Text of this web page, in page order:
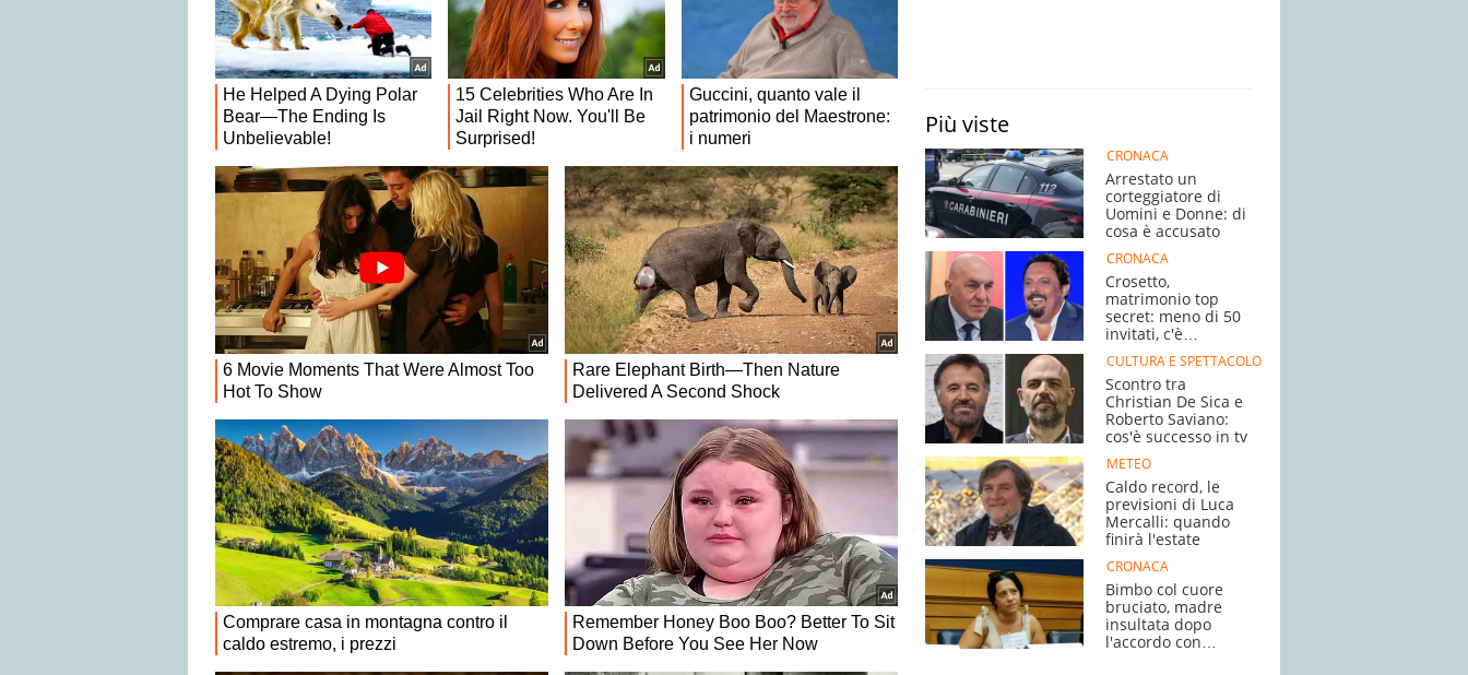
Più viste
CRONACA
Arrestato un
corteggiatore di
Uomini e Donne: di
cosa è accusato
CRONACA
Crosetto,
matrimonio top
secret: meno di 50
invitati, c'è
Brignano
CULTURA E SPETTACOLO
Scontro tra
Christian De Sica e
Roberto Saviano:
cos'è successo in tv
METEO
Caldo record, le
previsioni di Luca
Mercalli: quando
finirà l'estate
CRONACA
Bimbo col cuore
bruciato, madre
insultata dopo
l'accordo con